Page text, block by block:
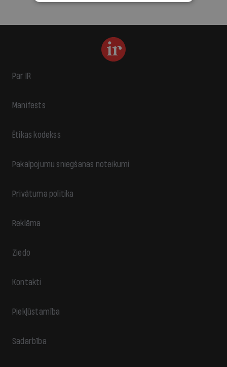
Par IR
Manifests
Ētikas kodekss
Pakalpojumu sniegšanas noteikumi
Privātuma politika
Reklāma
Ziedo
Kontakti
Piekļūstamība
Sadarbība